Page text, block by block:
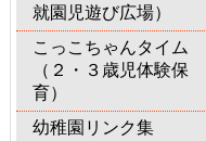
就園児遊び広場）
こっこちゃんタイム
（２・３歳児体験保
育）
幼稚園リンク集